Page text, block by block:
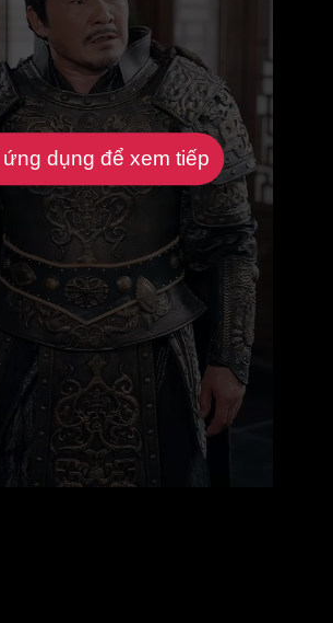
dụng để xem tiếp